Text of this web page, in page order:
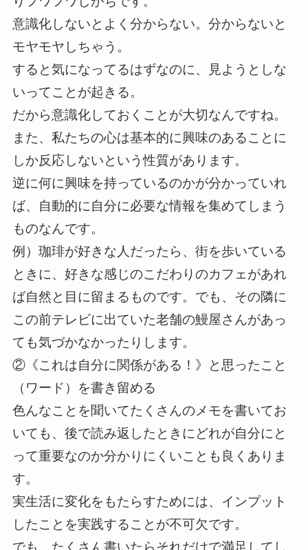
意識化しないとよく分からない。分からないと
モヤモヤしちゃう。
すると気になってるはずなのに、見ようとしな
いってことが起きる。
だから意識化しておくことが大切なんですね。
また、私たちの心は基本的に興味のあることに
しか反応しないという性質があります。
逆に何に興味を持っているのかが分かっていれ
ば、自動的に自分に必要な情報を集めてしまう
ものなんです。
例）珈琲が好きな人だったら、街を歩いている
ときに、好きな感じのこだわりのカフェがあれ
ば自然と目に留まるものです。でも、その隣に
この前テレビに出ていた老舗の鰻屋さんがあっ
ても気づかなかったりします。
②《これは自分に関係がある！》と思ったこと
（ワード）を書き留める
色んなことを聞いてたくさんのメモを書いてお
いても、後で読み返したときにどれが自分にと
って重要なのか分かりにくいことも良くありま
す。
実生活に変化をもたらすためには、インプット
したことを実践することが不可欠です。
でも、たくさん書いたらそれだけで満足してし